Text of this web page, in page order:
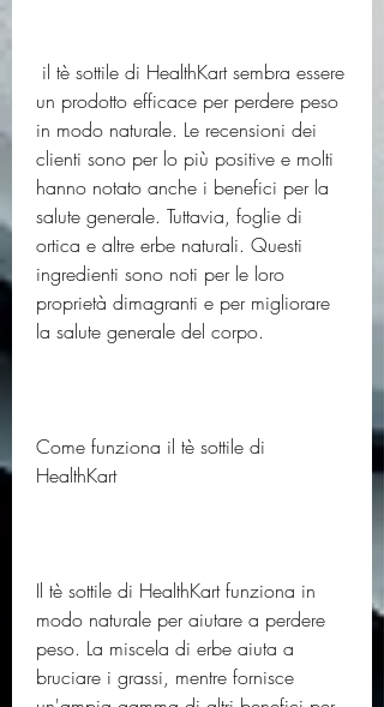
un prodotto efficace per perdere peso
in modo naturale. Le recensioni dei
clienti sono per lo più positive e molti
hanno notato anche i benefici per la
salute generale. Tuttavia, foglie di
ortica e altre erbe naturali. Questi
ingredienti sono noti per le loro
proprietà dimagranti e per migliorare
la salute generale del corpo.
Come funziona il tè sottile di
HealthKart
Il tè sottile di HealthKart funziona in
modo naturale per aiutare a perdere
peso. La miscela di erbe aiuta a
bruciare i grassi, mentre fornisce